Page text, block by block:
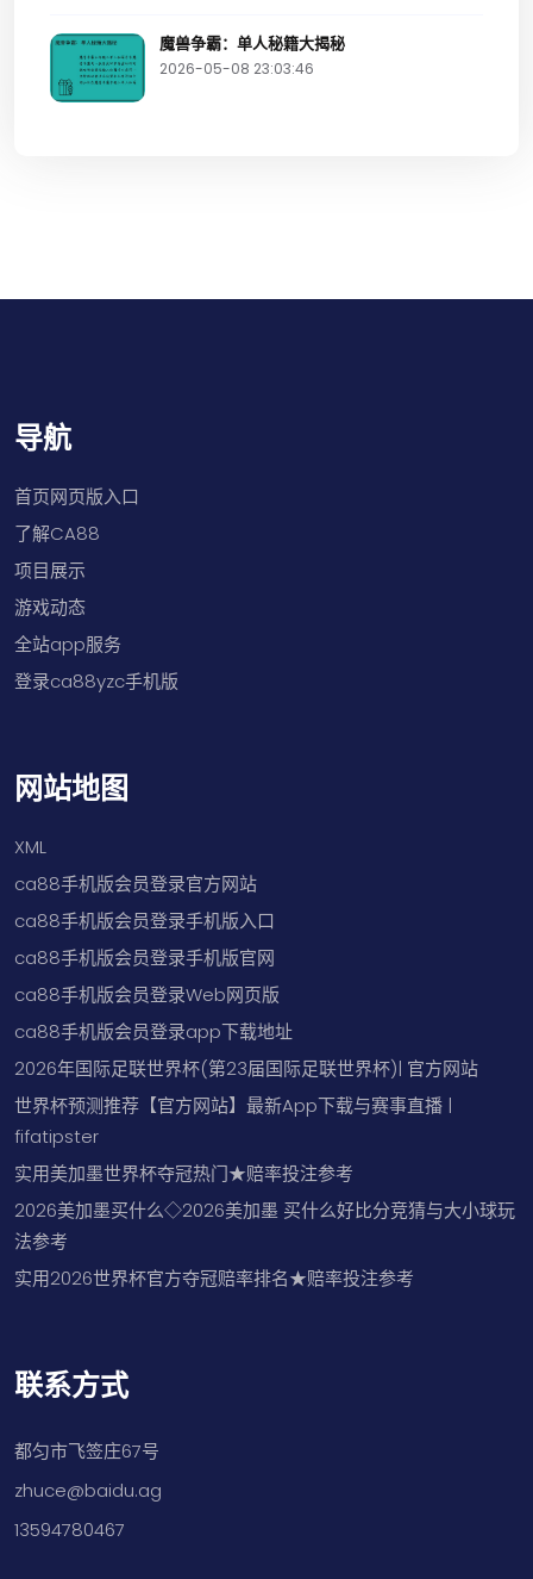
魔兽争霸：单人秘籍大揭秘
2026-05-08 23:03:46
导航
首页网页版入口
了解CA88
项目展示
游戏动态
全站app服务
登录ca88yzc手机版
网站地图
XML
ca88手机版会员登录官方网站
ca88手机版会员登录手机版入口
ca88手机版会员登录手机版官网
ca88手机版会员登录Web网页版
ca88手机版会员登录app下载地址
2026年国际足联世界杯(第23届国际足联世界杯)| 官方网站
世界杯预测推荐【官方网站】最新App下载与赛事直播 |
fifatipster
实用美加墨世界杯夺冠热门★赔率投注参考
2026美加墨买什么◇2026美加墨 买什么好比分竞猜与大小球玩
法参考
实用2026世界杯官方夺冠赔率排名★赔率投注参考
联系方式
都匀市飞签庄67号
zhuce@baidu.ag
13594780467